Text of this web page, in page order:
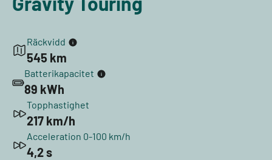
Räckvidd
545 km
Batterikapacitet
89 kWh
Topphastighet
217 km/h
Acceleration 0-100 km/h
4,2 s